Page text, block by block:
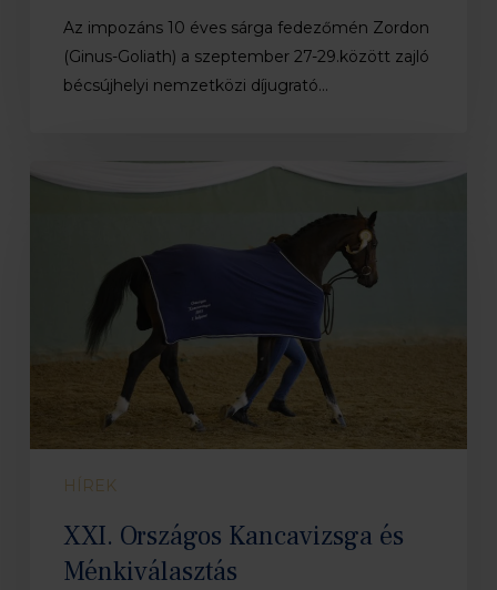
Az impozáns 10 éves sárga fedezőmén Zordon
(Ginus-Goliath) a szeptember 27-29.között zajló
bécsújhelyi nemzetközi díjugrató…
XXI.
Ménkiválasztás
HÍREK
XXI. Országos Kancavizsga és
Ménkiválasztás